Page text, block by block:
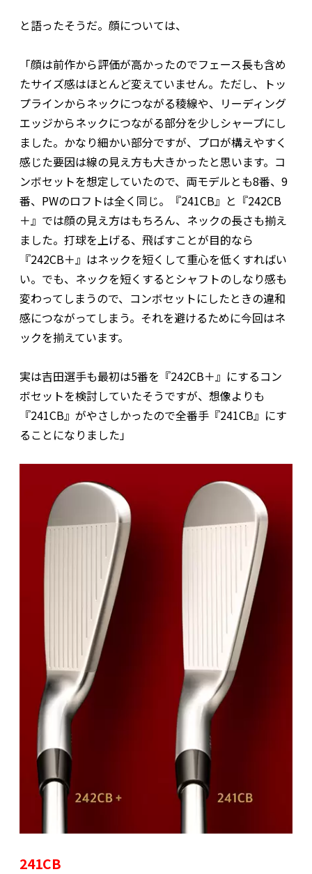
と語ったそうだ。顔については、
「顔は前作から評価が高かったのでフェース長も含め
たサイズ感はほとんど変えていません。ただし、トッ
プラインからネックにつながる稜線や、リーディング
エッジからネックにつながる部分を少しシャープにし
ました。かなり細かい部分ですが、プロが構えやすく
感じた要因は線の見え方も大きかったと思います。コ
ンボセットを想定していたので、両モデルとも8番、9
番、PWのロフトは全く同じ。『241CB』と『242CB
＋』では顔の見え方はもちろん、ネックの長さも揃え
ました。打球を上げる、飛ばすことが目的なら
『242CB＋』はネックを短くして重心を低くすればい
い。でも、ネックを短くするとシャフトのしなり感も
変わってしまうので、コンボセットにしたときの違和
感につながってしまう。それを避けるために今回はネ
ックを揃えています。
実は吉田選手も最初は5番を『242CB＋』にするコン
ボセットを検討していたそうですが、想像よりも
『241CB』がやさしかったので全番手『241CB』にす
ることになりました」
241CB